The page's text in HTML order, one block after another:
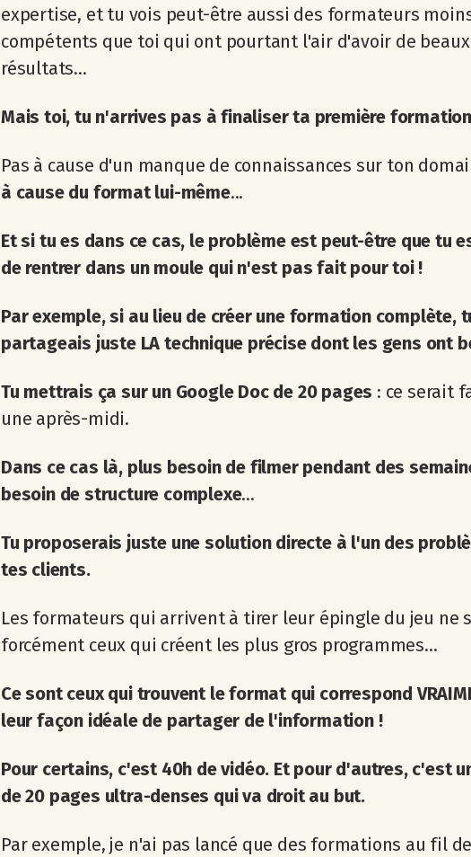
expertise, et tu vois peut-être aussi des formateurs
compétents que toi qui ont pourtant l'air d'avoir de beaux
résultats...
Mais toi, tu n'arrives pas à finaliser ta première
Pas à cause d'un manque de connaissances sur ton
à cause du format lui-même...
Et si tu es dans ce cas, le problème est peut-être que tu
de rentrer dans un moule qui n'est pas fait pour toi !
Par exemple, si au lieu de créer une formation complète,
partageais juste LA technique précise dont les gens ont
Tu mettrais ça sur un Google Doc de 20 pages : ce serait
une après-midi.
Dans ce cas là, plus besoin de filmer pendant des
besoin de structure complexe...
Tu proposerais juste une solution directe à l'un des
tes clients.
Les formateurs qui arrivent à tirer leur épingle du jeu ne
forcément ceux qui créent les plus gros programmes...
Ce sont ceux qui trouvent le format qui correspond
leur façon idéale de partager de l'information !
Pour certains, c'est 40h de vidéo. Et pour d'autres, c'est
de 20 pages ultra-denses qui va droit au but.
Par exemple, je n'ai pas lancé que des formations au fil